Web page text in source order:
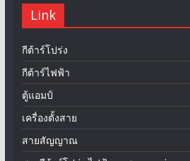
Link
กีต้าร์โปร่ง
กีต้าร์ไฟฟ้า
ตู้แอมป์
เครื่องตั้งสาย
สายสัญญาณ